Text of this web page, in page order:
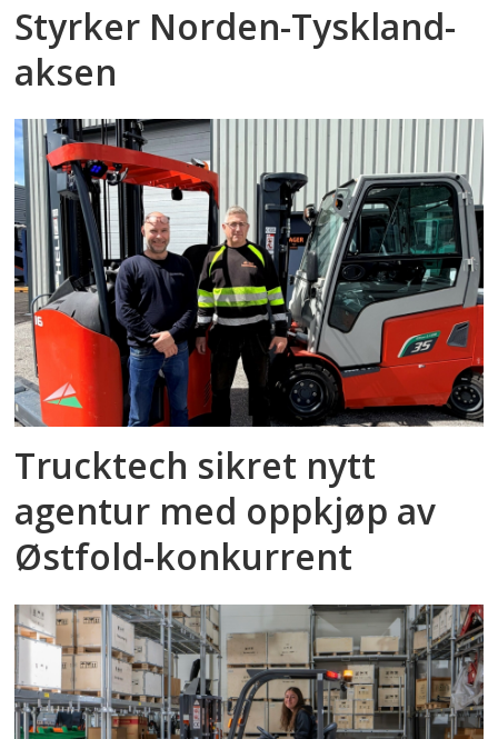
Styrker Norden-Tyskland-
aksen
Trucktech sikret nytt
agentur med oppkjøp av
Østfold-konkurrent